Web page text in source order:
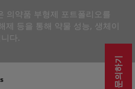
의약품 부형제 포트폴리오를
제 등을 통해 약물 성능, 생체이
다.
문의하기